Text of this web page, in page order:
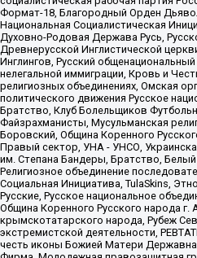
Формат-18, Благородный Орден
Национальная Социалистическая
Духовно-Родовая Держава Русь,
Древнерусской Инглистической
Инглингов, Русский
нелегальной иммиграции, Кровь и
религиозных объединениях, Омская
политического движения Русское
Братство, Клуб Болельщиков
Файзрахманисты, Мусульманская
Боровский, Община Коренного
Правый сектор, УНА - УНСО,
им. Степана Бандеры, Братство,
Религиозное объединение
Социальная Инициатива, TulaSkins,
Русские, Русское национальное
Община Коренного Русского народа
крымскотатарского народа, Рубеж
экстремистской деятельности,
честь иконы Божией Матери